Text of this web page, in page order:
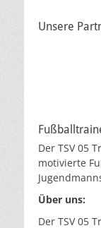
Unsere
Der TSV 05
motivierte
Über uns:
Der TSV 05